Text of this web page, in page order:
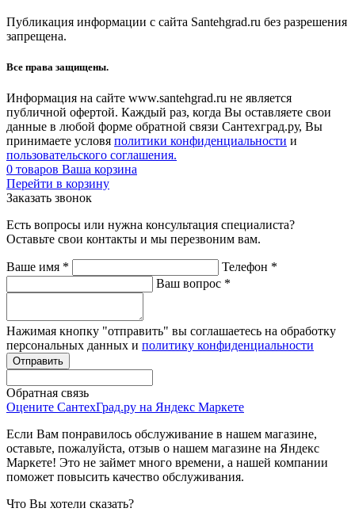
Публикация информации с сайта Santehgrad.ru без разрешения
запрещена.
Все права защищены.
Информация на сайте www.santehgrad.ru не является
публичной офертой. Каждый раз, когда Вы оставляете свои
данные в любой форме обратной связи Сантехград.ру, Вы
принимаете условя политики конфиденциальности и
пользовательского соглашения.
0 товаров Ваша корзина
Перейти в корзину
Заказать звонок
Есть вопросы или нужна консультация специалиста?
Оставьте свои контакты и мы перезвоним вам.
Ваше имя * Телефон *
Ваш вопрос *
Нажимая кнопку "отправить" вы соглашаетесь на обработку
персональных данных и политику конфиденциальности
Обратная связь
Оцените СантехГрад.ру на Яндекс Маркете
Если Вам понравилось обслуживание в нашем магазине,
оставьте, пожалуйста, отзыв о нашем магазине на Яндекс
Маркете! Это не займет много времени, а нашей компании
поможет повысить качество обслуживания.
Что Вы хотели сказать?